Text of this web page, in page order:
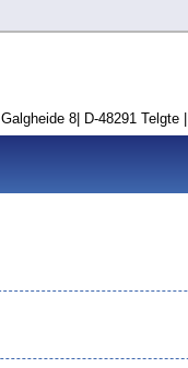
Galgheide 8| D-48291 Telgte |